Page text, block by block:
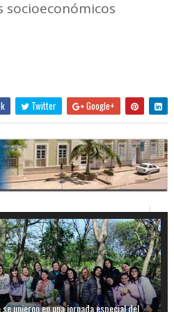
socioeconómicos
Twitter Google+
unieron en una jornada especial del